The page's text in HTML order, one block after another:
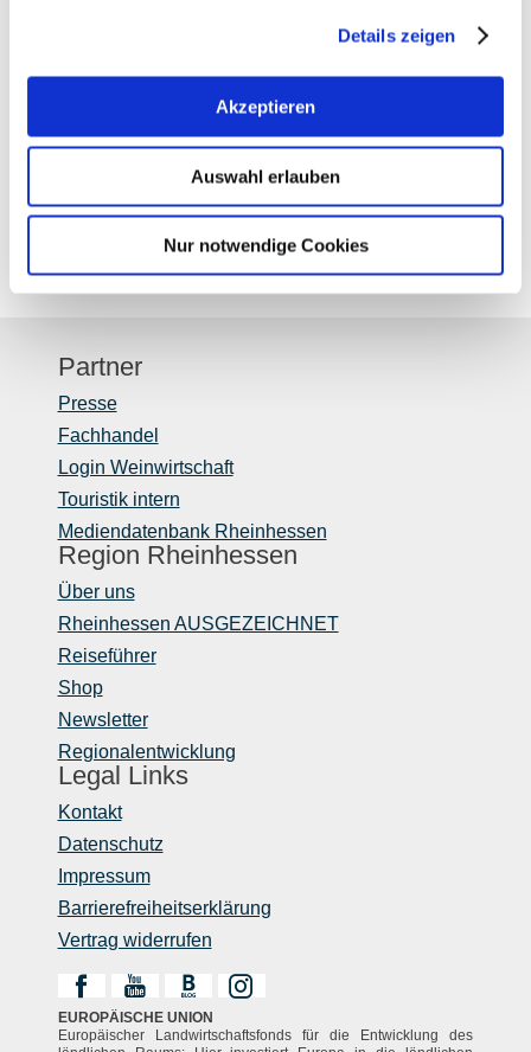
Details zeigen
Akzeptieren
Auswahl erlauben
Nur notwendige Cookies
Alzeyer…
mehr erfahren
Partner
Presse
Fachhandel
Login Weinwirtschaft
Touristik intern
Mediendatenbank Rheinhessen
Region Rheinhessen
Über uns
Rheinhessen AUSGEZEICHNET
Reiseführer
Shop
Newsletter
Regionalentwicklung
Legal Links
Kontakt
Datenschutz
Impressum
Barrierefreiheitserklärung
Vertrag widerrufen
EUROPÄISCHE UNION
Europäischer Landwirtschaftsfonds für die Entwicklung des